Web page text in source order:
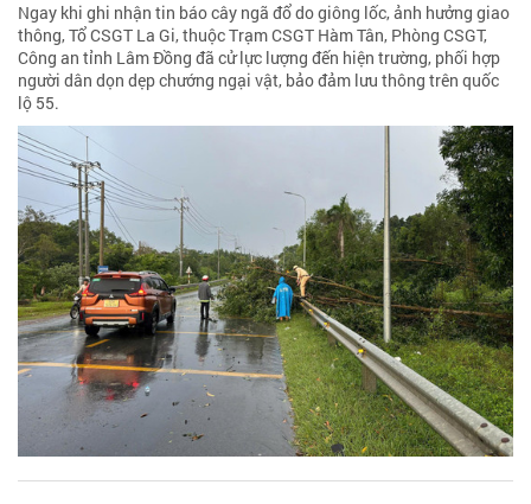
Ngay khi ghi nhận tin báo cây ngã đổ do giông lốc, ảnh hưởng giao
thông, Tổ CSGT La Gi, thuộc Trạm CSGT Hàm Tân, Phòng CSGT,
Công an tỉnh Lâm Đồng đã cử lực lượng đến hiện trường, phối hợp
người dân dọn dẹp chướng ngại vật, bảo đảm lưu thông trên quốc
lộ 55.